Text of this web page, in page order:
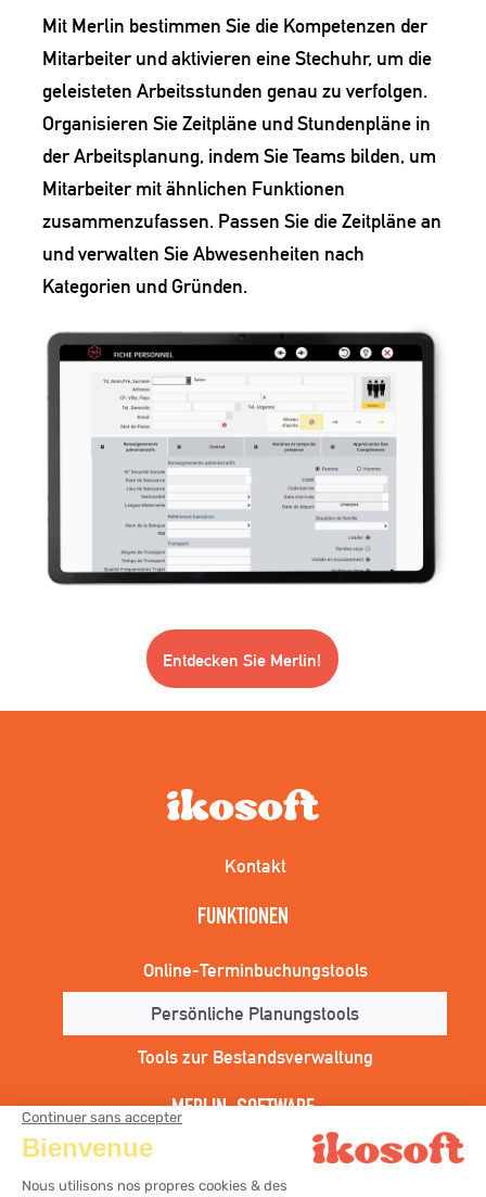
Mit Merlin bestimmen Sie die Kompetenzen der
Mitarbeiter und aktivieren eine Stechuhr, um die
geleisteten Arbeitsstunden genau zu verfolgen.
Organisieren Sie Zeitpläne und Stundenpläne in
der Arbeitsplanung, indem Sie Teams bilden, um
Mitarbeiter mit ähnlichen Funktionen
zusammenzufassen. Passen Sie die Zeitpläne an
und verwalten Sie Abwesenheiten nach
Kategorien und Gründen.
Entdecken Sie Merlin!
Kontakt
FUNKTIONEN
Online-Terminbuchungstools
Persönliche Planungstools
Tools zur Bestandsverwaltung
MERLIN-SOFTWARE
ERP Buchhaltungssoftware